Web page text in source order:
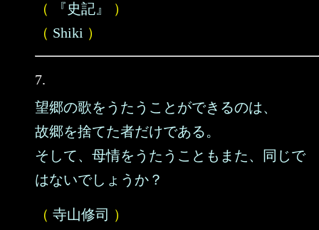
（ 『史記』
）
（ Shiki ）
7.
望郷の歌をうたうことができるのは、
故郷を捨てた者だけである。
そして、母情をうたうこともまた、同じで
はないでしょうか？
（ 寺山修司 ）